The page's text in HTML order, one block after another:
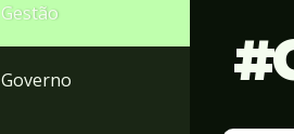
Gestão
Governo